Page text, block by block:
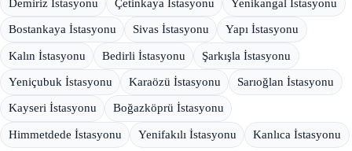
Demiriz İstasyonu Çetinkaya İstasyonu Yenikangal İstasyonu
Bostankaya İstasyonu Sivas İstasyonu Yapı İstasyonu
Kalın İstasyonu Bedirli İstasyonu Şarkışla İstasyonu
Yeniçubuk İstasyonu Karaözü İstasyonu Sarıoğlan İstasyonu
Kayseri İstasyonu Boğazköprü İstasyonu
Himmetdede İstasyonu Yenifakılı İstasyonu Kanlıca İstasyonu